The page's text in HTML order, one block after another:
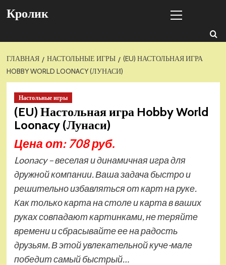
Кролик
меню
ГЛАВНАЯ НАСТОЛЬНЫЕ ИГРЫ
(EU) НАСТОЛЬНАЯ ИГРА
HOBBY WORLD LOONACY (ЛУНАСИ)
Настольные игры
(EU) Настольная игра Hobby World
Loonacy (Лунаси)
Цена от: 708 руб.
Loonacy – веселая и динамичная игра для
дружной компании. Ваша задача быстро и
решительно избавляться от карт на руке.
Как только карта на столе и карта в ваших
руках совпадают картинками, не теряйте
времени и сбрасывайте ее на радость
друзьям. В этой увлекательной куче-мале
победит самый быстрый…